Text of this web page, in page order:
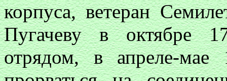
корпуса, ветеран
Пугачеву в октябре
отрядом, в апреле-